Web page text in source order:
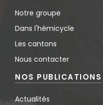
Notre groupe
Dans l'hémicycle
Les cantons
Nous contacter
NOS PUBLICATIONS
Actualités